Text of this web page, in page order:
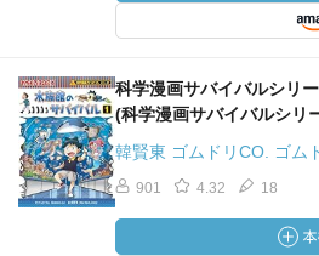
科学漫画サバイバルシリ
(科学漫画サバイバルシリ
韓賢東 ゴムドリCO. ゴム
901 4.32 18